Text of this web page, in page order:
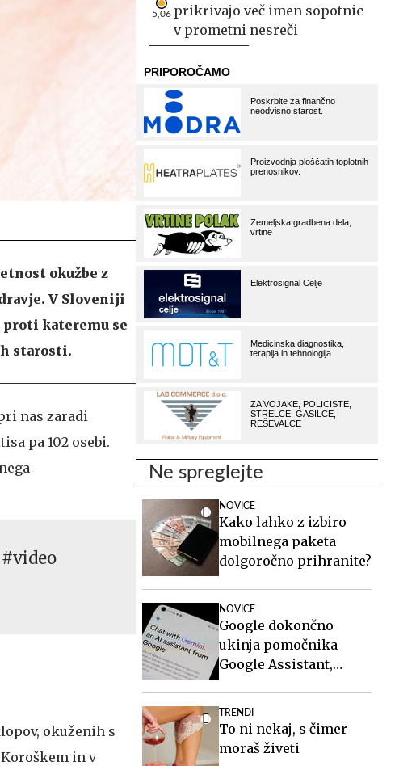
okužbe z
V Sloveniji
kateremu se
starosti.
nas zaradi
pa 102 osebi.
okuženih s
in v
5,06 prikrivajo več imen sopotnic
v prometni nesreči
Ne spreglejte
NOVICE
Kako lahko z izbiro
mobilnega paketa
dolgoročno prihranite?
NOVICE
Google dokončno
ukinja pomočnika
Google Assistant,
TRENDI
To ni nekaj, s čimer
moraš živeti